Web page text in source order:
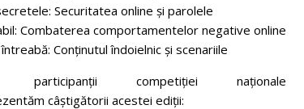
Securitatea online și parolele
Combaterea comportamentelor negative online
Conținutul îndoielnic și scenariile
participanții competiției
câștigătorii acestei ediții: